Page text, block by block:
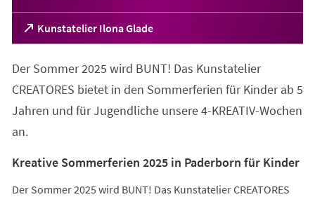
Kunstatelier Ilona Glade
(Öffnet
in
neuen
Tab)
Der Sommer 2025 wird BUNT! Das Kunstatelier
CREATORES bietet in den Sommerferien für Kinder ab 5
Jahren und für Jugendliche unsere 4-KREATIV-Wochen
an.
Kreative Sommerferien 2025 in Paderborn für Kinder
Der Sommer 2025 wird BUNT! Das Kunstatelier CREATORES